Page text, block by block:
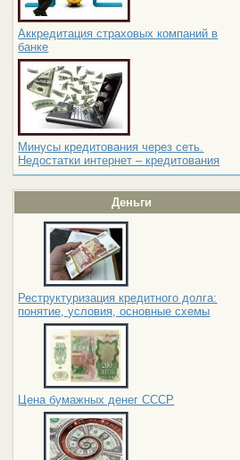
Аккредитация страховых компаний в
банке
Минусы кредитования через сеть.
Недостатки интернет – кредитования
Деньги
Реструктуризация кредитного долга:
понятие, условия, основные схемы
Цена бумажных денег СССР